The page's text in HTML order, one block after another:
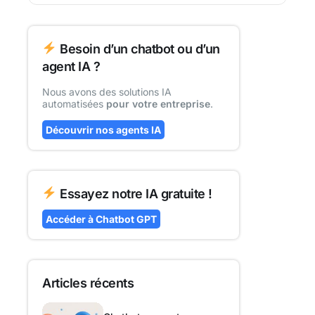
Besoin d’un chatbot ou d’un
agent IA ?
Nous avons des solutions IA
automatisées pour votre entreprise.
Découvrir nos agents IA
Essayez notre IA gratuite !
Accéder à Chatbot GPT
Articles récents